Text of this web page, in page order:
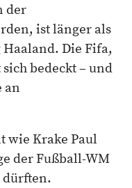
der
ist länger als
Die Fifa,
bedeckt – und
an
wie Krake Paul
der Fußball-WM
dürften.